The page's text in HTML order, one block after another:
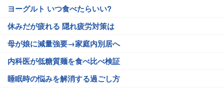
ヨーグルト いつ食べたらいい?
休みだが疲れる 隠れ疲労対策は
母が娘に減量強要→家庭内別居へ
内科医が低糖質麺を食べ比べ検証
睡眠時の悩みを解消する過ごし方